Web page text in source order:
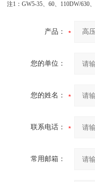
注1：GW5-35、60、110DW/630
产品：
您的单位：
您的姓名：
联系电话：
常用邮箱：